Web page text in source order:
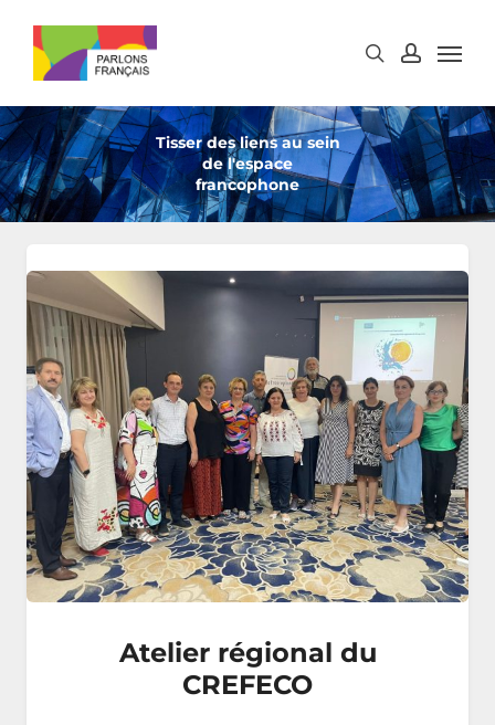
Tisser des liens au sein
de l'espace
francophone
Atelier régional du
CREFECO